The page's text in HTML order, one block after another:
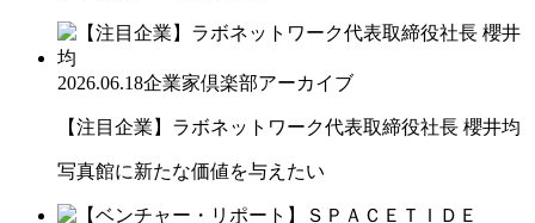
2026.06.18企業家倶楽部アーカイブ
【注目企業】ラボネットワーク代表取締役社長 櫻井均
写真館に新たな価値を与えたい